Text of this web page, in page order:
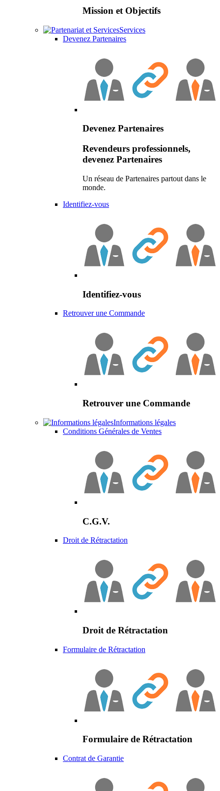
Mission et Objectifs
Services
Devenez Partenaires
Devenez Partenaires
Revendeurs professionnels,
devenez Partenaires
Un réseau de Partenaires partout dans le
monde.
Identifiez-vous
Identifiez-vous
Retrouver une Commande
Retrouver une Commande
Informations légales
Conditions Générales de Ventes
C.G.V.
Droit de Rétractation
Droit de Rétractation
Formulaire de Rétractation
Formulaire de Rétractation
Contrat de Garantie